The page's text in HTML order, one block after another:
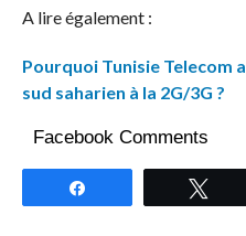
A lire également :
Pourquoi Tunisie Telecom
sud saharien à la 2G/3G ?
Facebook Comments